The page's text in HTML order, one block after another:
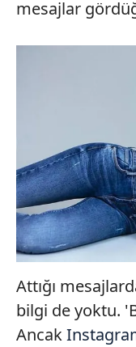
mesajlar
Attığı
bilgi de yoktu.
Ancak